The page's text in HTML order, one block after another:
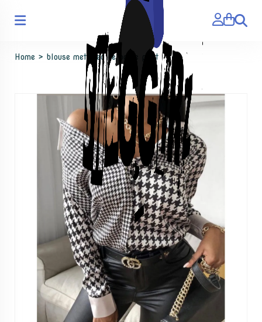
Zoeken
Home > blouse met pied de poule print